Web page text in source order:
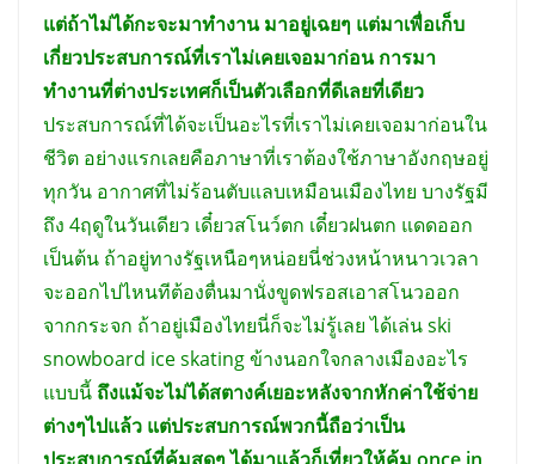
แต่ถ้าไม่ได้กะจะมาทำงาน มาอยู่เฉยๆ แต่มาเพื่อเก็บ
เกี่ยวประสบการณ์ที่เราไม่เคยเจอมาก่อน การมา
ทำงานที่ต่างประเทศก็เป็นตัวเลือกที่ดีเลยที่เดียว
ประสบการณ์ที่ได้จะเป็นอะไรที่เราไม่เคยเจอมาก่อนใน
ชีวิต อย่างแรกเลยคือภาษาที่เราต้องใช้ภาษาอังกฤษอยู่
ทุกวัน อากาศที่ไม่ร้อนตับแลบเหมือนเมืองไทย บางรัฐมี
ถึง 4ฤดูในวันเดียว เดี๋ยวสโนว์ตก เดี๋ยวฝนตก แดดออก
เป็นต้น ถ้าอยู่ทางรัฐเหนือๆหน่อยนี่ช่วงหน้าหนาวเวลา
จะออกไปไหนทีต้องตื่นมานั่งขูดฟรอสเอาสโนวออก
จากกระจก ถ้าอยู่เมืองไทยนี่ก็จะไม่รู้เลย ได้เล่น ski
snowboard ice skating ข้างนอกใจกลางเมืองอะไร
แบบนี้ ถึงแม้จะไม่ได้สตางค์เยอะหลังจากหักค่าใช้จ่าย
ต่างๆไปแล้ว แต่ประสบการณ์พวกนี้ถือว่าเป็น
ประสบการณ์ที่คุ้มสุดๆ ได้มาแล้วก็เที่ยวให้คุ้ม once in